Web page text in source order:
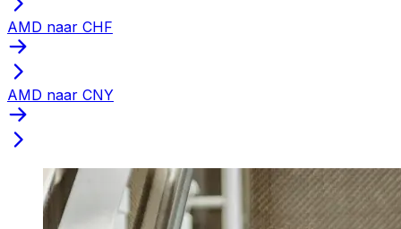
AMD naar CHF
AMD naar CNY